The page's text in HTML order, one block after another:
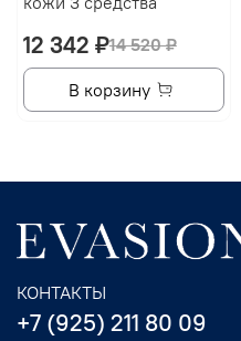
14 520 ₽
12 342 ₽
В корзину
КОНТАКТЫ
+7 (925) 211 80 09